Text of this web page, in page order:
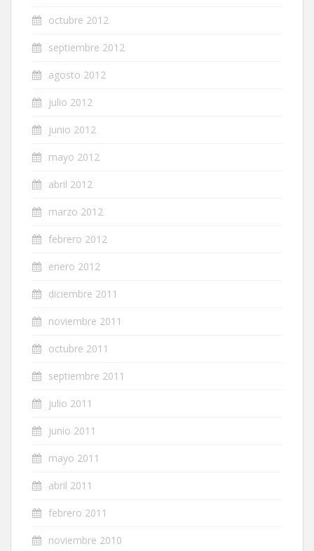
octubre 2012
septiembre 2012
agosto 2012
julio 2012
junio 2012
mayo 2012
abril 2012
marzo 2012
febrero 2012
enero 2012
diciembre 2011
noviembre 2011
octubre 2011
septiembre 2011
julio 2011
junio 2011
mayo 2011
abril 2011
febrero 2011
noviembre 2010